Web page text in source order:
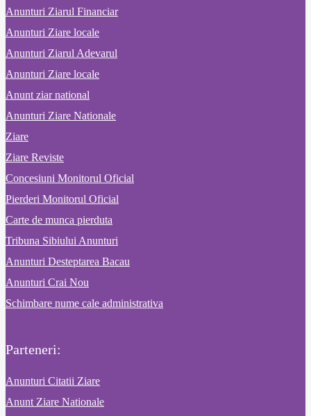
Anunturi Ziarul Financiar
Anunturi Ziare locale
Anunturi Ziarul Adevarul
Anunturi Ziare locale
Anunt ziar national
Anunturi Ziare Nationale
Ziare
Ziare Reviste
Concesiuni Monitorul Oficial
Pierderi Monitorul Oficial
Carte de munca pierduta
Tribuna Sibiului Anunturi
Anunturi Desteptarea Bacau
Anunturi Crai Nou
Schimbare nume cale administrativa
Parteneri:
Anunturi Citatii Ziare
Anunt Ziare Nationale